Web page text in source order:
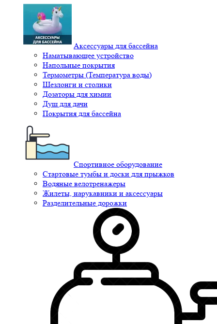
Аксессуары для бассейна
Наматывающее устройство
Напольные покрытия
Термометры (Температура воды)
Шезлонги и столики
Дозаторы для химии
Душ для дачи
Покрытия для бассейна
Спортивное оборудование
Стартовые тумбы и доски для прыжков
Водяные велотренажеры
Жилеты, нарукавники и аксессуары
Разделительные дорожки